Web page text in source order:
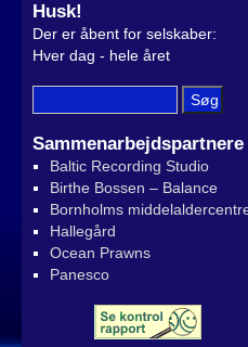
Husk!
Der er åbent for selskaber:
Hver dag - hele året
Sammenarbejdspartnere
Baltic Recording Studio
Birthe Bossen – Balance
Bornholms
Hallegård
Ocean Prawns
Panesco